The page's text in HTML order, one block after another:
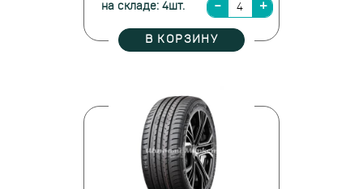
на складе: 4шт.
В КОРЗИНУ